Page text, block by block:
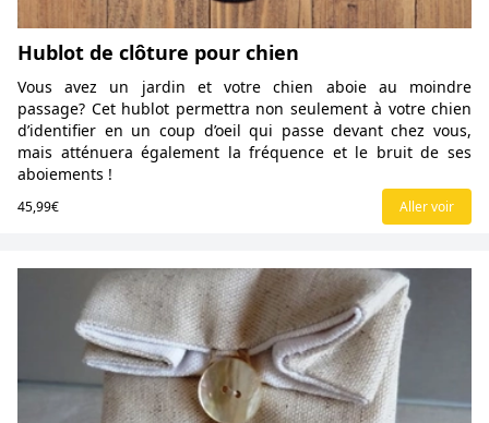
Hublot de clôture pour chien
Vous avez un jardin et votre chien aboie au moindre
passage? Cet hublot permettra non seulement à votre chien
d’identifier en un coup d’oeil qui passe devant chez vous,
mais atténuera également la fréquence et le bruit de ses
aboiements !
45,99€ Aller voir